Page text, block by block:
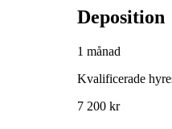
Deposition
1 månad
Kvalificerade
7 200 kr